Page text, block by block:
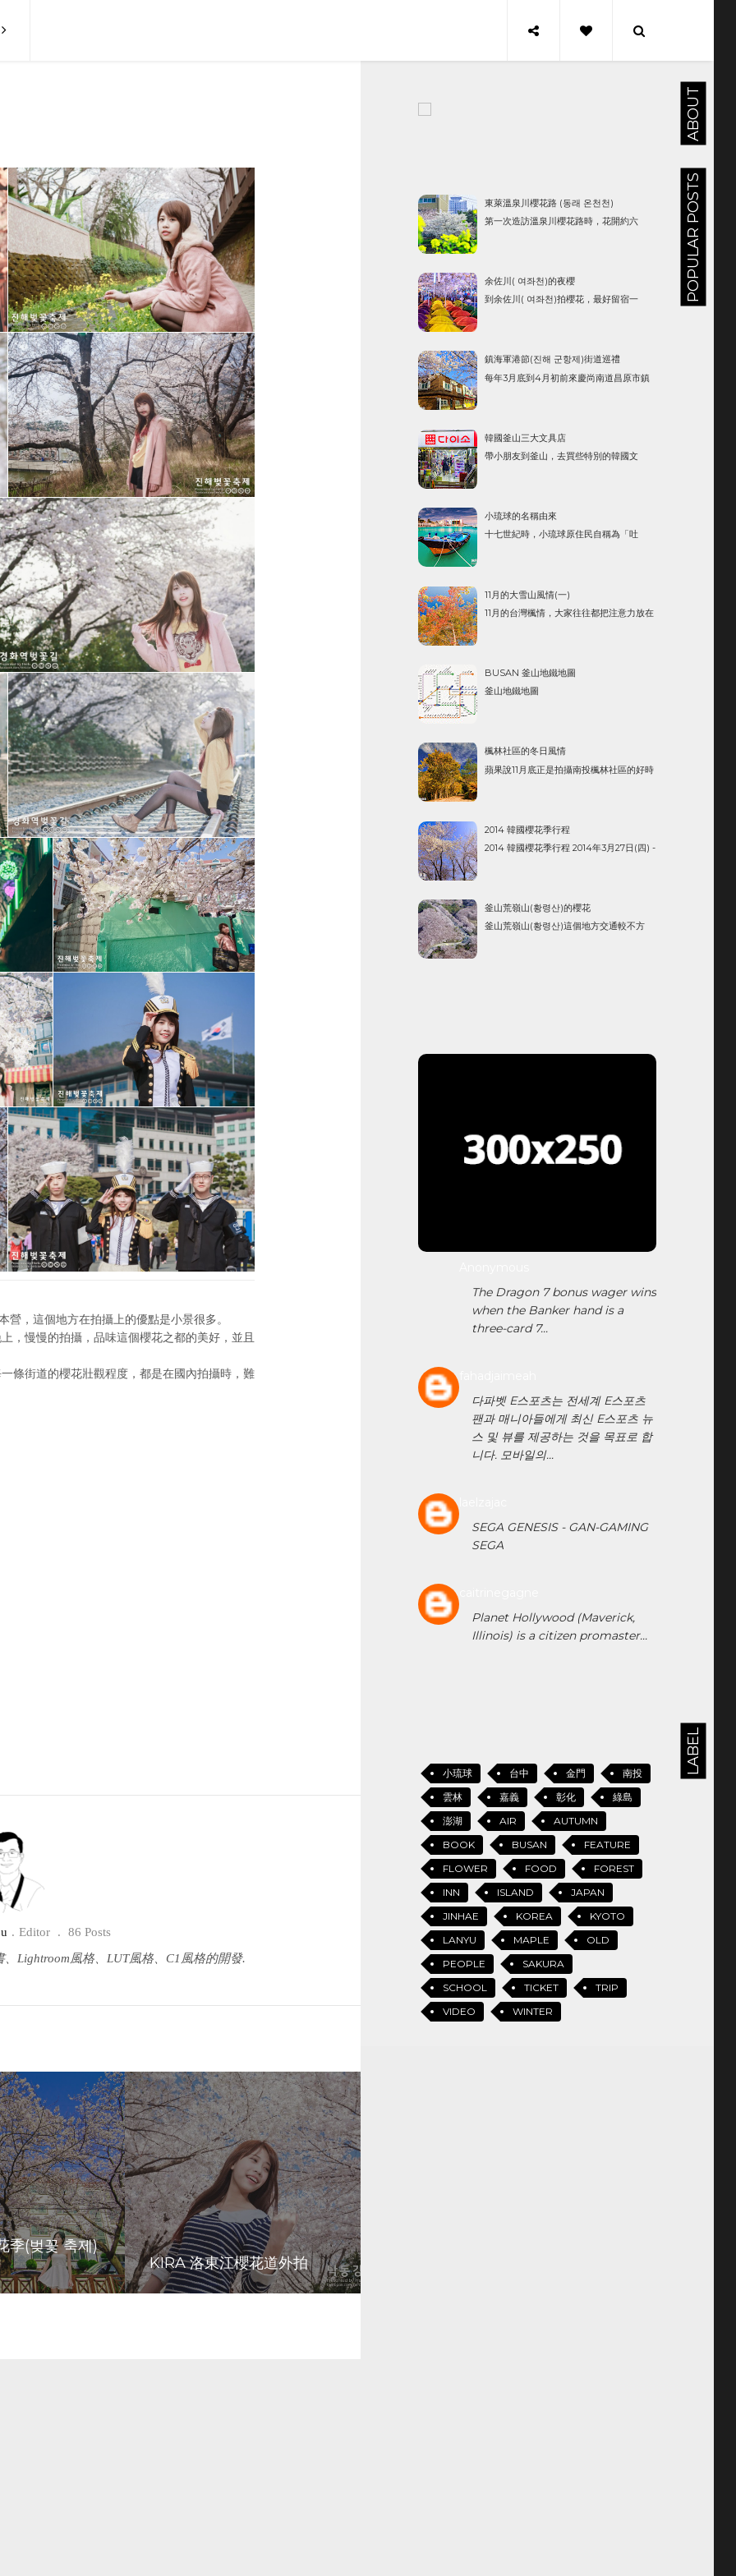
營，這個地方在拍攝上的優點是小景很多。
，慢慢的拍攝，品味這個櫻花之都的美好，並且
條街道的櫻花壯觀程度，都是在國內拍攝時，難
Editor
86 Posts
Lightroom風格、LUT風格、C1風格的開發.
季(벚꽃 축제)
KIRA 洛東江櫻花道外拍
ABOUT
POPULAR POSTS
東萊溫泉川櫻花路 (동래 온천천)
第一次造訪溫泉川櫻花路時，花開約六
泉川河邊二旁的櫻花散步路，由釜山教育
大學站起至安樂橋一段。 整個櫻花道長約
余佐川( 여좌천)的夜櫻
到余佐川( 여좌천)拍櫻花，最好留宿一
真的是很棒！ 余佐川( 여좌천)的羅曼史之
橋因為行人多，夜拍相當的挑戰，相對來
鎮海軍港節(진해 군항제)街道巡禮
每年3月底到4月初前來慶尚南道昌原市鎮
節起源於1952年4月13日，在市中心北原圓
環豎立起李舜臣(1592年起至1598年在與日
韓國釜山三大文具店
帶小朋友到釜山，去買些特別的韓國文
同，價格也更便宜！ 比方說，台灣的大創
有許多NT$39 的商品，但韓國大創常是韓
小琉球的名稱由來
十七世紀時，小琉球原住民自稱為「吐
如我們所知，這是因為荷蘭藉金獅子號船
員被島民所殺的事件所衍生的名稱。 而當
11月的大雪山風情(一)
11月的台灣楓情，大家往往都把注意力放在
楓，還有像楓香這樣的變葉木。
BUSAN 釜山地鐵地圖
釜山地鐵地圖
楓林社區的冬日風情
蘋果說11月底正是拍攝南投楓林社區的好時
楓況也是要看當地的雨水情況，秋冬前若
有較充沛的雨水，楓況才會漂亮！ 一般來
2014 韓國櫻花季行程
2014 韓國櫻花季行程 2014年3月27日(四) -
鎮海區(진해) (余...
釜山荒嶺山(황령산)的櫻花
釜山荒嶺山(황령산)這個地方交通較不方
The Dragon 7 bonus wager wins
when the Banker hand is a
three-card 7...
다파벳 E스포츠는 전세계 E스포츠
팬과 매니아들에게 최신 E스포츠 뉴
스 및 뷰를 제공하는 것을 목표로 합
니다. 모바일의...
SEGA GENESIS - GAN-GAMING
SEGA
Planet Hollywood (Maverick,
Illinois) is a citizen promaster...
LABEL
小琉球 台中 金門
南投
雲林
嘉義 彰化
綠島
澎湖
AIR
AUTUMN
BOOK
BUSAN
FEATURE
FLOWER
FOOD
FOREST
INN
ISLAND
JAPAN
JINHAE
KOREA
KYOTO
LANYU
MAPLE
OLD
PEOPLE
SAKURA
SCHOOL
TICKET
TRIP
VIDEO
WINTER